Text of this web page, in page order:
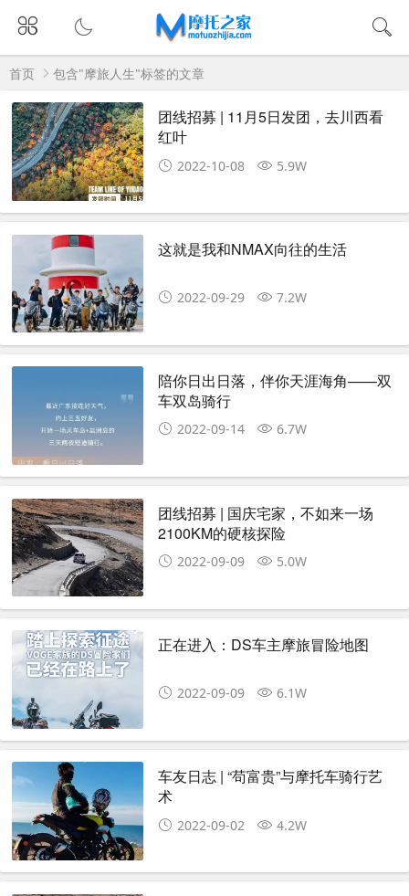
首页 包含"摩旅人生"标签的文章
团线招募 | 11月5日发团，去川西看
红叶
2022-10-08 5.9W
这就是我和NMAX向往的生活
2022-09-29 7.2W
陪你日出日落，伴你天涯海角——双
车双岛骑行
2022-09-14 6.7W
团线招募 | 国庆宅家，不如来一场
2100KM的硬核探险
2022-09-09 5.0W
正在进入：DS车主摩旅冒险地图
2022-09-09 6.1W
车友日志 | “苟富贵”与摩托车骑行艺
术
2022-09-02 4.2W